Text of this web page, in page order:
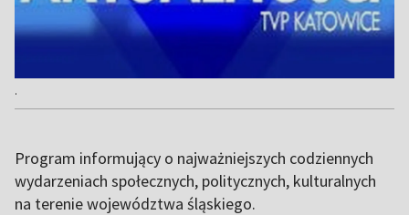
.
Program informujący o najważniejszych codziennych
wydarzeniach społecznych, politycznych, kulturalnych
na terenie województwa śląskiego.